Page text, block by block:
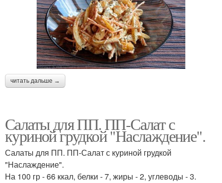
читать дальше →
Салаты для ПП. ПП-Салат с
куриной грудкой "Наслаждение".
Салаты для ПП. ПП-Салат с куриной грудкой
"Наслаждение".
На 100 гр - 66 ккал, белки - 7, жиры - 2, углеводы - 3.